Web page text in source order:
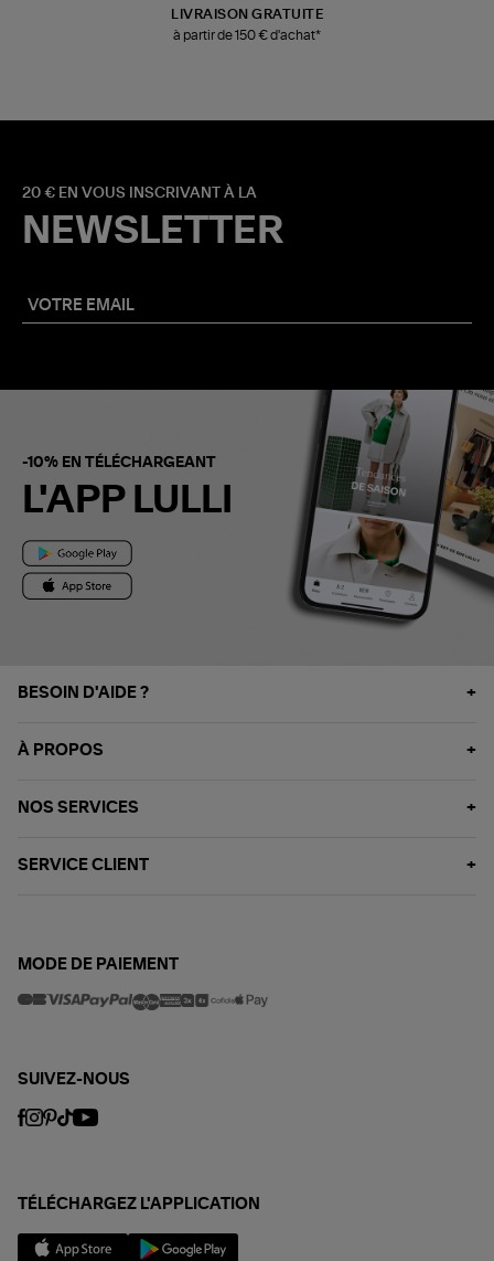
LIVRAISON GRATUITE
à partir de 150 € d'achat*
20 € EN VOUS INSCRIVANT À LA
NEWSLETTER
-10% EN TÉLÉCHARGEANT
L'APP LULLI
BESOIN D'AIDE ?
À PROPOS
NOS SERVICES
SERVICE CLIENT
MODE DE PAIEMENT
SUIVEZ-NOUS
TÉLÉCHARGEZ L'APPLICATION